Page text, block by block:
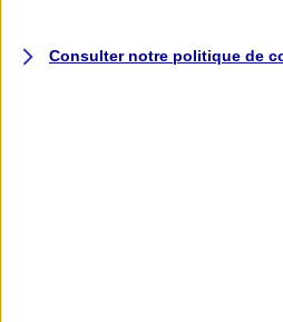
Consulter notre politique de